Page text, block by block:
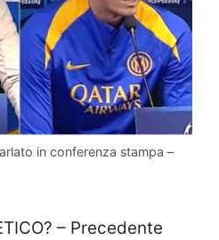
in conferenza stampa –
– Precedente